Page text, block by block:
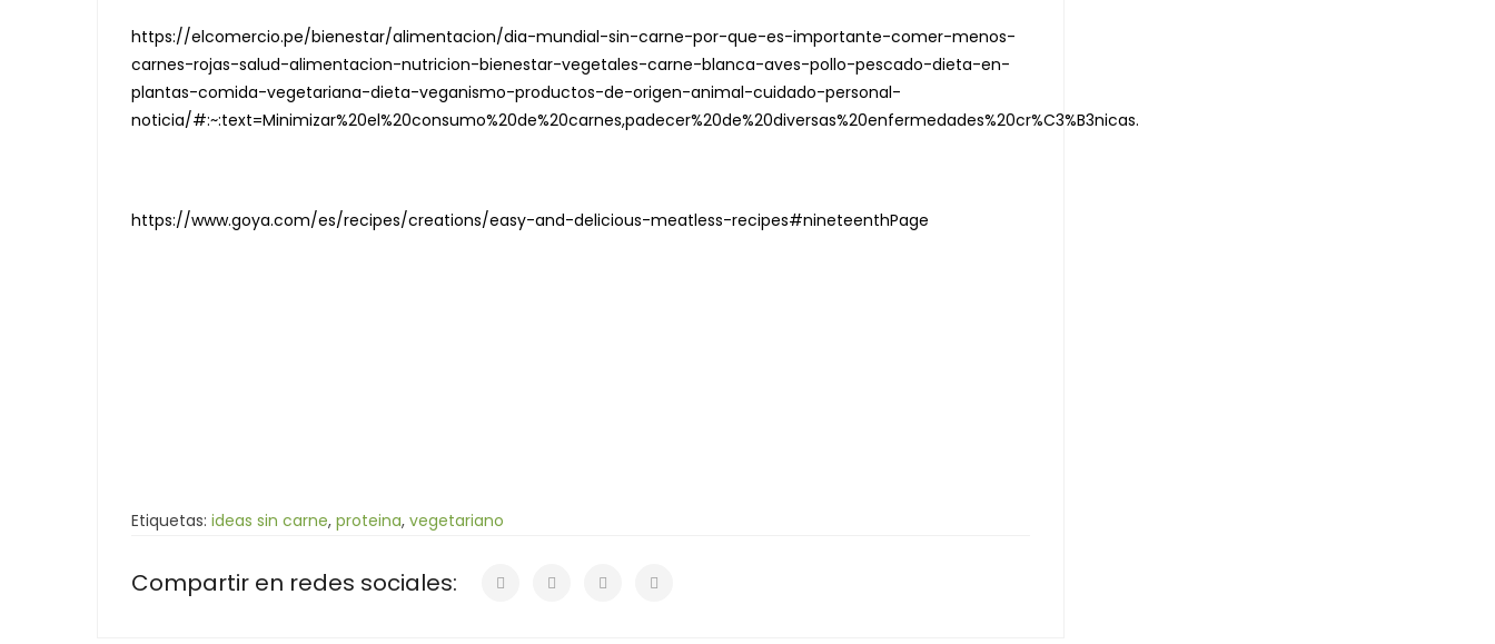
https://elcomercio.pe/bienestar/alimentacion/dia-mundial-sin-carne-por-que-es-importante-comer-menos-
carnes-rojas-salud-alimentacion-nutricion-bienestar-vegetales-carne-blanca-aves-pollo-pescado-dieta-en-
plantas-comida-vegetariana-dieta-veganismo-productos-de-origen-animal-cuidado-personal-
noticia/#:~:text=Minimizar%20el%20consumo%20de%20carnes,padecer%20de%20diversas%20enfermedades%20cr%C3%B3nicas.
https://www.goya.com/es/recipes/creations/easy-and-delicious-meatless-recipes#nineteenthPage
Etiquetas: ideas sin carne, proteina, vegetariano
Compartir en redes sociales: